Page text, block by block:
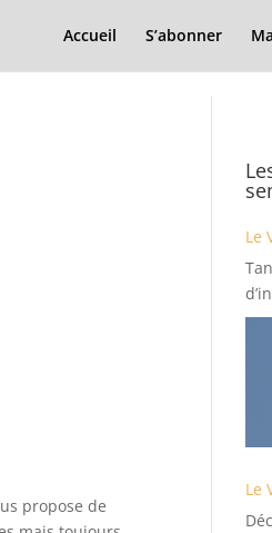
Accueil S’abonner
propose de
Le
Le